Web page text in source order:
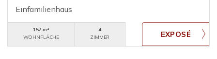
Einfamilienhaus
157 m²
WOHNFLÄCHE
4
ZIMMER